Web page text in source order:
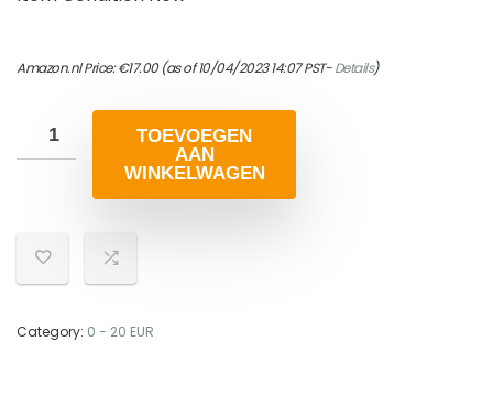
Amazon.nl Price:€17.00(as of 10/04/2023 14:07 PST-Details)
TOEVOEGEN
AAN
WINKELWAGEN
Category: 0 - 20 EUR